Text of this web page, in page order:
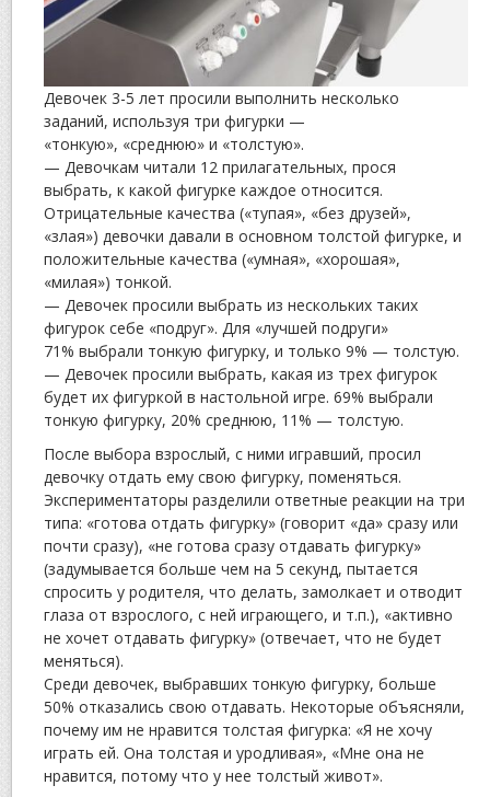
Девочек 3-5 лет просили выполнить несколько
заданий, используя три фигурки —
«тонкую», «среднюю» и «толстую».
— Девочкам читали 12 прилагательных, прося
выбрать, к какой фигурке каждое относится.
Отрицательные качества («тупая», «без друзей»,
«злая») девочки давали в основном толстой фигурке, и
положительные качества («умная», «хорошая»,
«милая») тонкой.
— Девочек просили выбрать из нескольких таких
фигурок себе «подруг». Для «лучшей подруги»
71% выбрали тонкую фигурку, и только 9% — толстую.
— Девочек просили выбрать, какая из трех фигурок
будет их фигуркой в настольной игре. 69% выбрали
тонкую фигурку, 20% среднюю, 11% — толстую.
После выбора взрослый, с ними игравший, просил
девочку отдать ему свою фигурку, поменяться.
Экспериментаторы разделили ответные реакции на три
типа: «готова отдать фигурку» (говорит «да» сразу или
почти сразу), «не готова сразу отдавать фигурку»
(задумывается больше чем на 5 секунд, пытается
спросить у родителя, что делать, замолкает и отводит
глаза от взрослого, с ней играющего, и т.п.), «активно
не хочет отдавать фигурку» (отвечает, что не будет
меняться).
Среди девочек, выбравших тонкую фигурку, больше
50% отказались свою отдавать. Некоторые объясняли,
почему им не нравится толстая фигурка: «Я не хочу
играть ей. Она толстая и уродливая», «Мне она не
нравится, потому что у нее толстый живот».